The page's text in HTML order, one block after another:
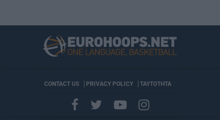
CONTACT US PRIVACY POLICY ΤΑΥΤΟΤΗΤΑ